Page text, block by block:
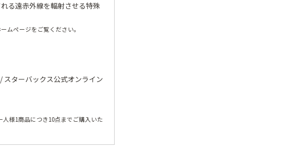
る遠赤外線を輻射させる特殊
ムページをご覧ください。
スターバックス公式オンライン
様1商品につき10点までご購入いた